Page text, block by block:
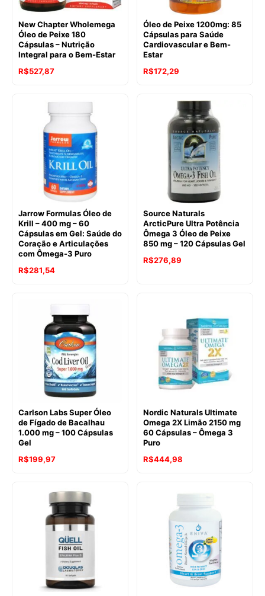
New Chapter Wholemega
Óleo de Peixe 180
Cápsulas – Nutrição
Integral para o Bem-Estar
R$527,87
Óleo de Peixe 1200mg: 85
Cápsulas para Saúde
Cardiovascular e Bem-
Estar
R$172,29
Jarrow Formulas Óleo de
Krill – 400 mg – 60
Cápsulas em Gel: Saúde do
Coração e Articulações
com Ômega-3 Puro
R$281,54
Source Naturals
ArcticPure Ultra Potência
Ômega 3 Óleo de Peixe
850 mg – 120 Cápsulas Gel
R$276,89
Carlson Labs Super Óleo
de Fígado de Bacalhau
1.000 mg – 100 Cápsulas
Gel
R$199,97
Nordic Naturals Ultimate
Omega 2X Limão 2150 mg
60 Cápsulas – Ômega 3
Puro
R$444,98